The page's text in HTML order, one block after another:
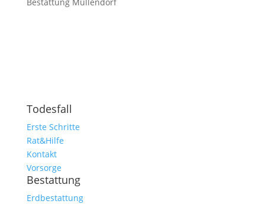
Todesfall
Erste Schritte
Rat&Hilfe
Kontakt
Vorsorge
Bestattung
Erdbestattung